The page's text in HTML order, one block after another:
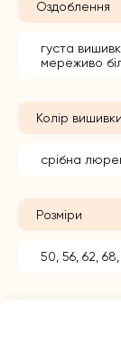
Оздоблення
густа
мереживо
Колір
срібна
Розміри
50, 56, 62, 68,